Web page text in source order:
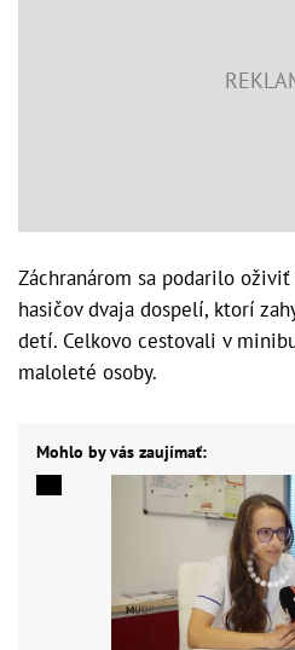
Záchranárom sa podarilo
hasičov dvaja dospelí, ktorí
detí. Celkovo cestovali v
maloleté osoby.
Mohlo by vás zaujímať: